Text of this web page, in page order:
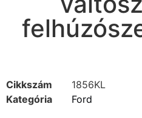
Cikkszám
1856KL
Kategória
Ford